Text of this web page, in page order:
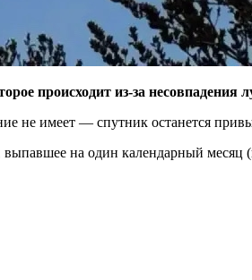
происходит из-за несовпадения
не имеет — спутник останется
на один календарный месяц